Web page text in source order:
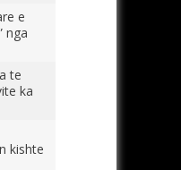
e
nga
te
ka
kishte